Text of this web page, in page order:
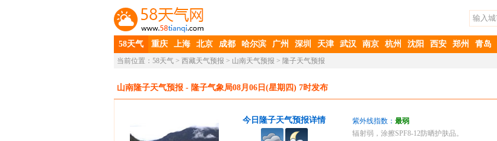
58天气 重庆 上海 北京 成都 哈尔滨 广州 深圳 天津 武汉 南京 杭州 沈阳 西安 郑州 青岛
当前位置： 58天气 > 西藏天气预报 > 山南天气预报 > 隆子天气预报
山南隆子天气预报 - 隆子气象局08月06日(星期四) 7时发布
今日隆子天气预报详情 紫外线指数： 最弱
辐射弱，涂擦SPF8-12防晒护肤品。